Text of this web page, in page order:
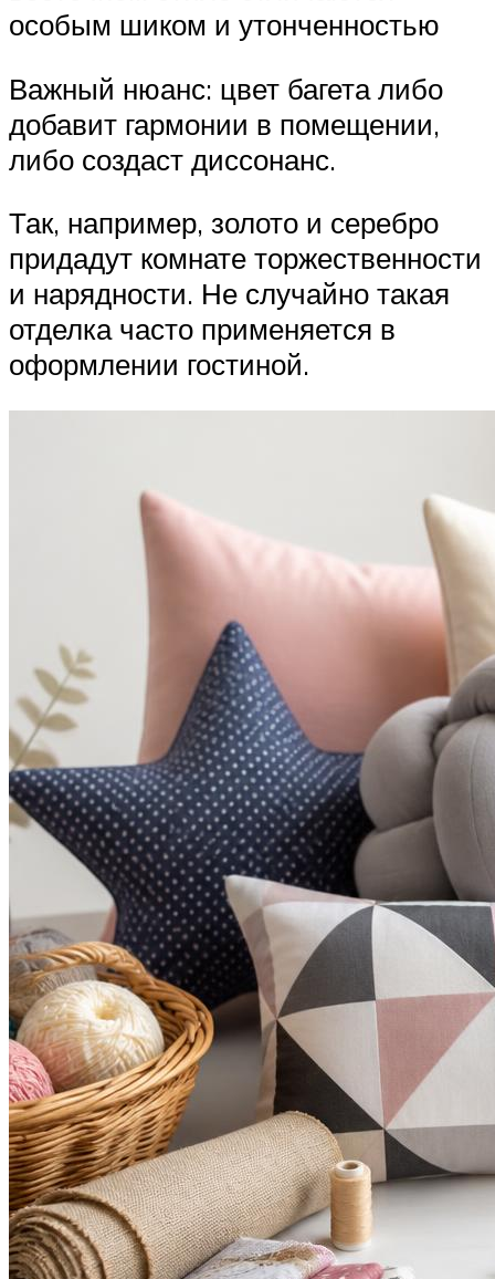
особым шиком и утонченностью
Важный нюанс: цвет багета либо
добавит гармонии в помещении,
либо создаст диссонанс.
Так, например, золото и серебро
придадут комнате торжественности
и нарядности. Не случайно такая
отделка часто применяется в
оформлении гостиной.